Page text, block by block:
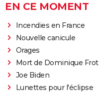
EN CE MOMENT
Incendies en France
Nouvelle canicule
Orages
Mort de Dominique Frot
Joe Biden
Lunettes pour l'éclipse